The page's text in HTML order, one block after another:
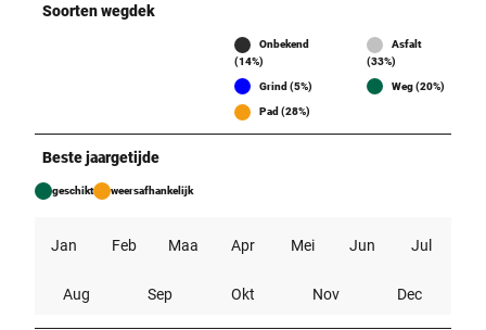
Soorten wegdek
Onbekend
(14%)
Asfalt
(33%)
Grind (5%) Weg (20%)
Pad (28%)
Beste jaargetijde
geschikt weersafhankelijk
Jan Feb Maa Apr Mei Jun Jul
Aug Sep Okt Nov Dec